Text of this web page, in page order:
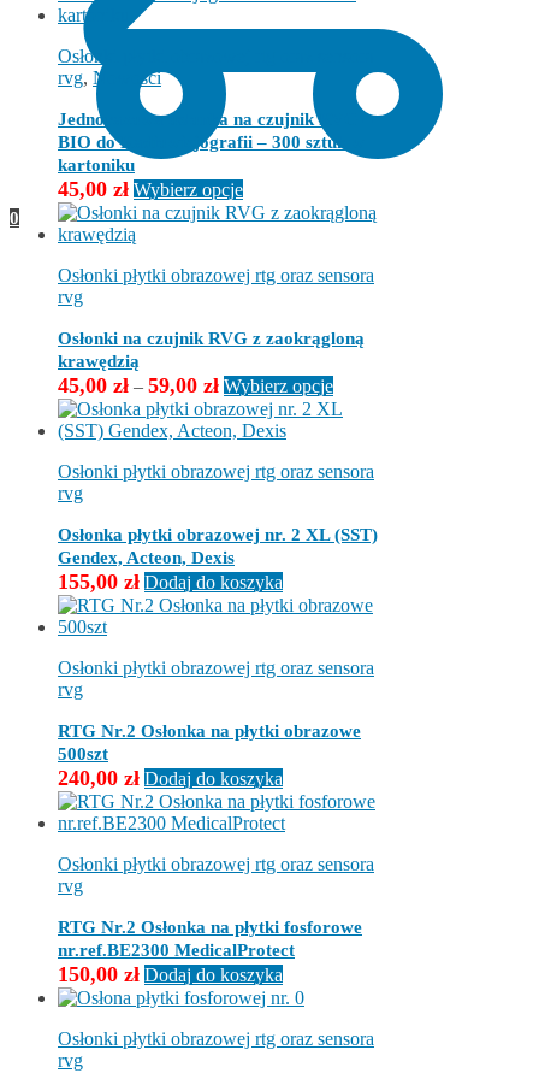
0
wariantów.
można
na
stronie
Osłonki płytki obrazowej rtg oraz sensora
rvg, Nowości
Jednorazowa osłonka na czujnik RVG –
BIO do Radiowizjografii – 300 sztuk w
kartoniku
45,00 zł Wybierz opcjeTen
produkt
wariantów.
wybrać
stronie
produktu
Osłonki płytki obrazowej rtg oraz sensora
rvg
Osłonki na czujnik RVG z zaokrągloną
krawędzią
45,00 zł – 59,00 złZakres
cen:
od
do
Wybierz opcjeTen
produkt
wariantów.
wybrać
produktu
Osłonki płytki obrazowej rtg oraz sensora
rvg
Osłonka płytki obrazowej nr. 2 XL (SST)
Gendex, Acteon, Dexis
155,00 zł Dodaj do koszyka
Osłonki płytki obrazowej rtg oraz sensora
rvg
RTG Nr.2 Osłonka na płytki obrazowe
500szt
240,00 zł Dodaj do koszyka
Osłonki płytki obrazowej rtg oraz sensora
rvg
RTG Nr.2 Osłonka na płytki fosforowe
nr.ref.BE2300 MedicalProtect
150,00 zł Dodaj do koszyka
Osłonki płytki obrazowej rtg oraz sensora
rvg